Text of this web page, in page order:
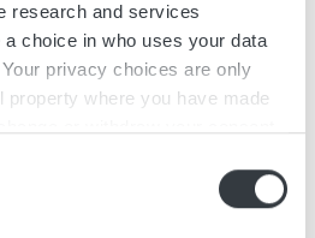
research and services
choice in who uses your data
privacy choices are only
property where you have made
– nicht nur durch
sondern auch durch
und langfristiges
sich bei Eidra